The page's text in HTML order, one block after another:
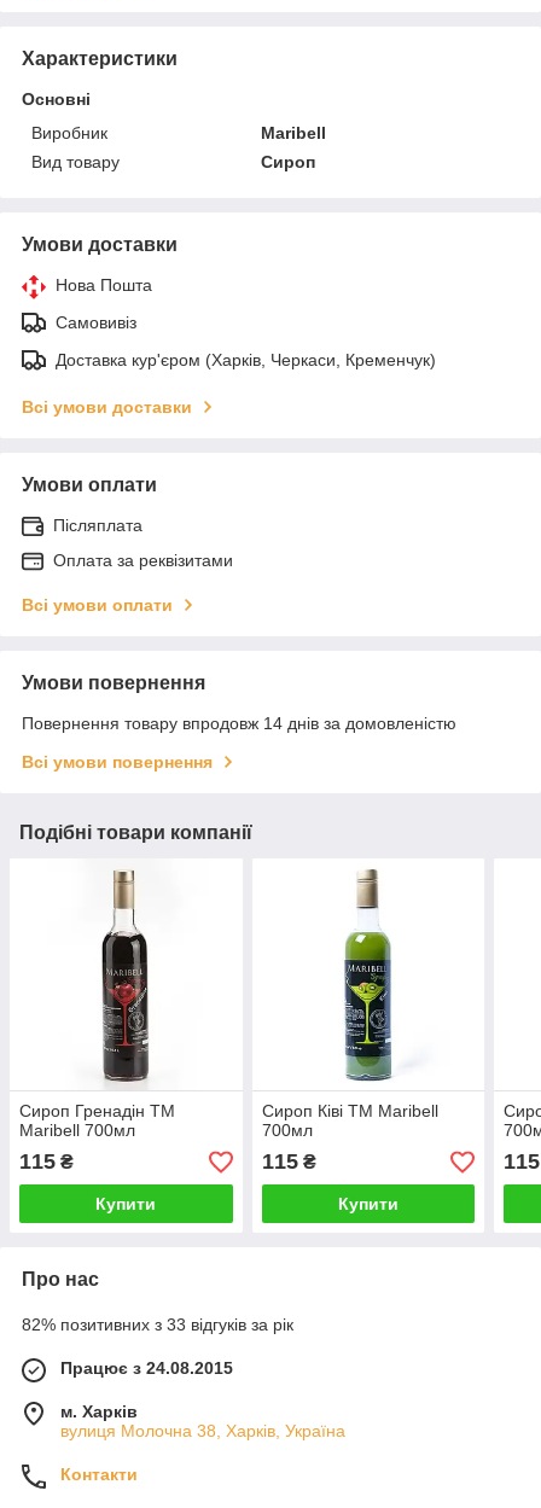
Характеристики
Основні
Виробник
Maribell
Вид товару
Сироп
Умови доставки
Нова Пошта
Самовивіз
Доставка кур'єром (Харків, Черкаси, Кременчук)
Всі умови доставки
Умови оплати
Післяплата
Оплата за реквізитами
Всі умови оплати
Умови повернення
Повернення товару впродовж 14 днів за домовленістю
Всі умови повернення
Подібні товари компанії
Сироп Гренадін TM
Maribell 700мл
115 ₴
Купити
Сироп Ківі TM Maribell
700мл
115₴
Купити
115
Про нас
82% позитивних з 33 відгуків за рік
Працює з 24.08.2015
м. Харків
вулиця Молочна 38, Харків, Україна
Контакти